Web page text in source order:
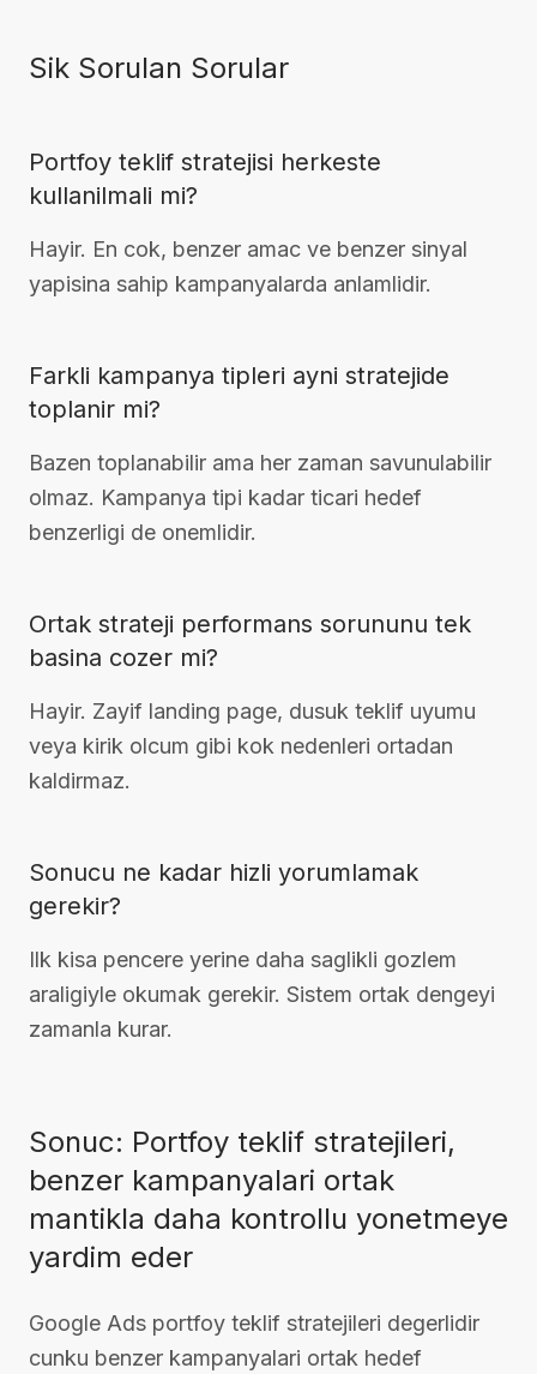
Sik Sorulan Sorular
Portfoy teklif stratejisi herkeste
kullanilmali mi?
Hayir. En cok, benzer amac ve benzer sinyal
yapisina sahip kampanyalarda anlamlidir.
Farkli kampanya tipleri ayni stratejide
toplanir mi?
Bazen toplanabilir ama her zaman savunulabilir
olmaz. Kampanya tipi kadar ticari hedef
benzerligi de onemlidir.
Ortak strateji performans sorununu tek
basina cozer mi?
Hayir. Zayif landing page, dusuk teklif uyumu
veya kirik olcum gibi kok nedenleri ortadan
kaldirmaz.
Sonucu ne kadar hizli yorumlamak
gerekir?
Ilk kisa pencere yerine daha saglikli gozlem
araligiyle okumak gerekir. Sistem ortak dengeyi
zamanla kurar.
Sonuc: Portfoy teklif stratejileri,
benzer kampanyalari ortak
mantikla daha kontrollu yonetmeye
yardim eder
Google Ads portfoy teklif stratejileri degerlidir
cunku benzer kampanyalari ortak hedef